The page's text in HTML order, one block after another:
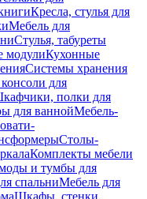
Кресла, стулья для
Мебель для
Стулья, табуреты
модулиКухонные
Системы хранения
для
полки для
для ваннойМебель-
Столы-
Комплекты мебели
и тумбы для
спальниМебель для
Шкафы, стенки,